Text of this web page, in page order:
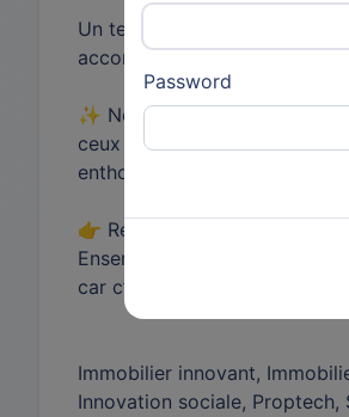
Password
Un terrain d’expérimentation
accompagnement à
✨ Notre ambition ? Devenir
ceux qui veulent penser et
enthousiasme, ouverture et
👉 Rejoignez-nous,
Ensemble, faisons évoluer
car c’est là qu’il prend toute
Immobilier innovant,
Innovation sociale,